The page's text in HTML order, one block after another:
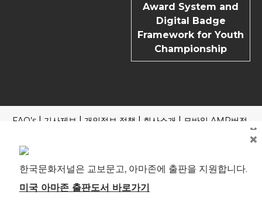
Award System and
Digital Badge
Framework for Youth
Championship
FAQ’s 기사제보 개인정보 정책 회사소개 모바일 AMP버전
제호: 한국문화저널 등록번호: 부산, 아00245 부산시 중구 중구
로 61 4F 전관 편집인(청소년보호책임자): 송기송 대표전화: 051
241-1323 ※본지는 신문윤리강령 및 실천요강을 준수합니다. 모
×
한국문화저널은 교보문고, 아마존에 출판을 지원합니다.
미국 아마존 출판도서 바로가기
×